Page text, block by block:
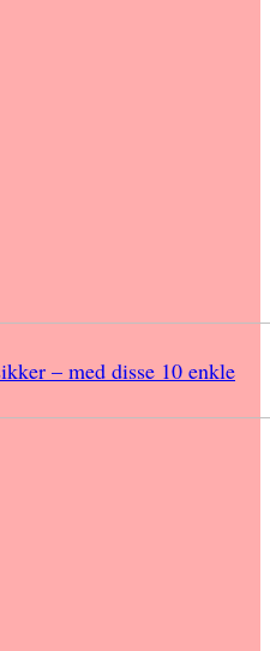
– med disse 10 enkle